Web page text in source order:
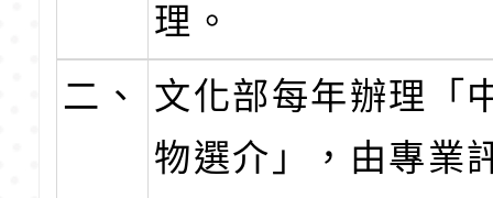
理。
二、
文化部每年辦理「
物選介」，由專業